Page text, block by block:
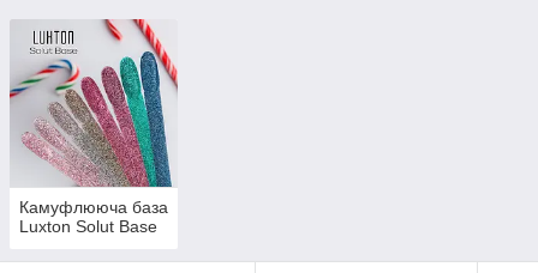
Камуфлююча база
Luxton Solut Base